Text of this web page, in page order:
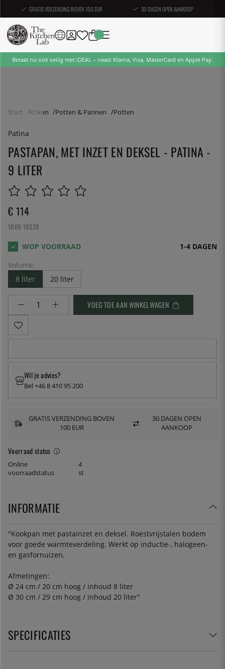
GRATIS VERZENDING BOVEN 100 EUR 30 DAGEN OPEN AANKOOP
Betaal nu ook veilig met iDEAL – naast Klarna, Visa, MasterCard en Apple Pay.
Start Koken Potten & Pannen Potten
Patina
PASTAPAN, MET INZET EN DEKSEL - PATINA -
9 LITER
€ 114
1069-10320
1-4 DAGEN
Volume:
8 liter
20 liter
VOEG TOE AAN WINKELWAGEN
Voorraad status
Online
voorraadstatus
4
st
Wil je advies?
Bel +46 8 410 95 200
GRATIS VERZENDING BOVEN
100 EUR
30 DAGEN OPEN
AANKOOP
INFORMATIE
"Kookpan met pastainzet en deksel. Roestvrijstalen bodem
voor goede warmteverdeling. Werkt op inductie-, halogeen-
en gasfornuizen.
Afmetingen:
Ø 24 cm / 20 cm hoog / inhoud 8 liter
Ø 30 cm / 29 cm hoog / inhoud 20 liter"
SPECIFICATIES